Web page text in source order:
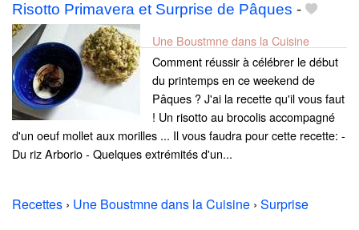
Risotto Primavera et Surprise de Pâques -
Une Boustmne dans la Cuisine
Comment réussir à célébrer le début
du printemps en ce weekend de
Pâques ? J'ai la recette qu'il vous faut
! Un risotto au brocolis accompagné
d'un oeuf mollet aux morilles ... Il vous faudra pour cette recette: -
Du riz Arborio - Quelques extrémités d'un...
Recettes › Une Boustmne dans la Cuisine › Surprise